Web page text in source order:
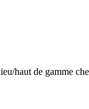
haut de gamme